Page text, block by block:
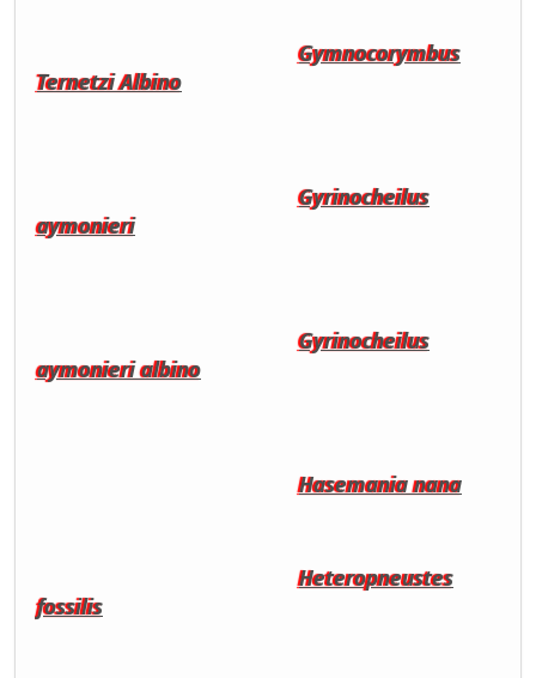
Gymnocorymbus
Ternetzi Albino
Gyrinocheilus
aymonieri
Gyrinocheilus
aymonieri albino
Hasemania nana
Heteropneustes
fossilis